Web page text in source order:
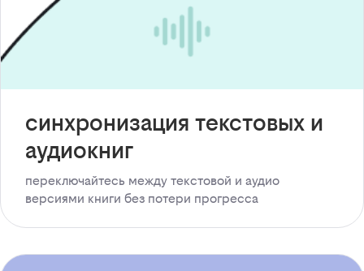
синхронизация текстовых и
аудиокниг
переключайтесь между текстовой и аудио
версиями книги без потери прогресса